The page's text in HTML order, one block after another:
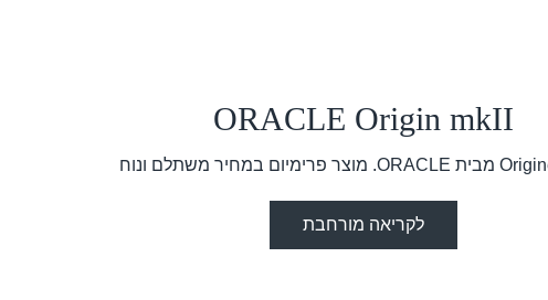
ORACLE Origin mkII
לקריאה מורחבת